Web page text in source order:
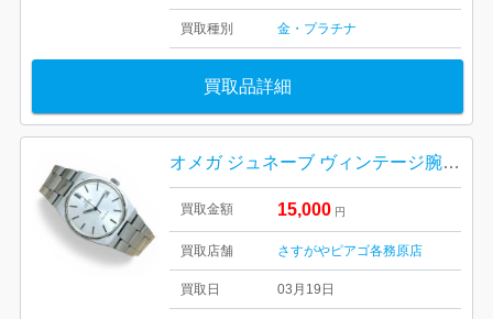
買取種別 金・プラチナ
買取品詳細
オメガ ジュネーブ ヴィンテージ腕時計
買取金額 15,000 円
買取店舗 さすがやピアゴ各務原店
買取日 03月19日